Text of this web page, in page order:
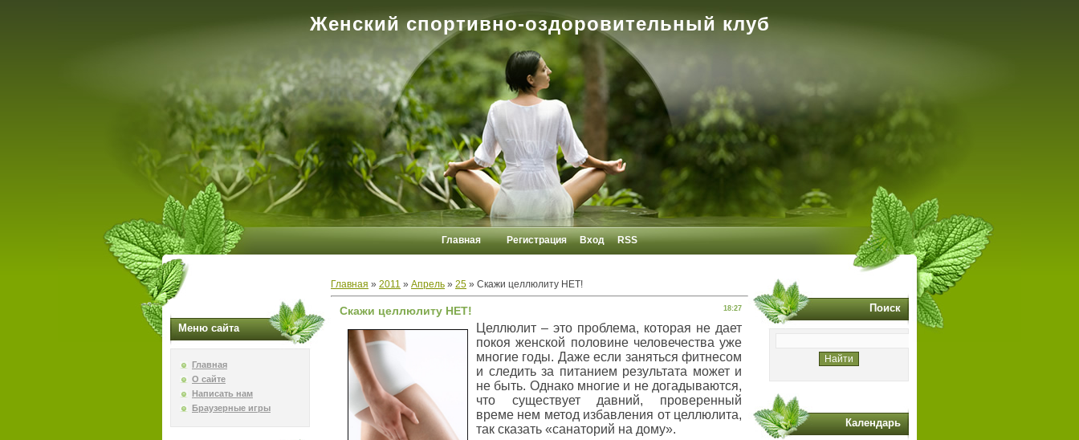
Женский спортивно-оздоровительный клуб
Главная Регистрация Вход RSS
Меню сайта
Главная
О сайте
Написать нам
Браузерные игры
Главная » 2011 » Апрель » 25 » Скажи целлюлиту НЕТ!
18:27
Скажи целлюлиту НЕТ!
Целлюлит – это проблема, которая не дает
покоя женской половине человечества уже
многие годы. Даже если заняться фитнесом
и следить за питанием результата может и
не быть. Однако многие и не догадываются,
что существует давний, проверенный
време нем метод избавления от целлюлита,
так сказать «санаторий на дому».
Поиск
Календарь